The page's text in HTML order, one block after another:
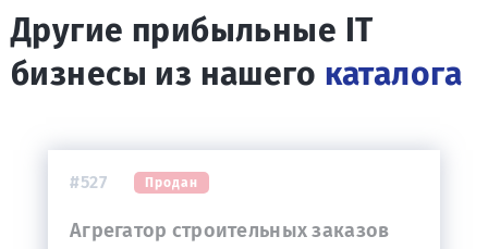
Другие прибыльные IT
бизнесы из нашего каталога
#527 Продан
Агрегатор строительных заказов